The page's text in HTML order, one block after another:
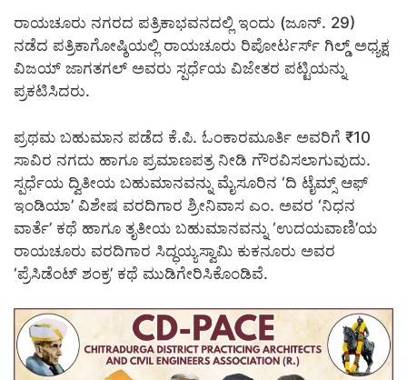
ರಾಯಚೂರು ನಗರದ ಪತ್ರಿಕಾಭವನದಲ್ಲಿ ಇಂದು (ಜೂನ್. 29)
ನಡೆದ ಪತ್ರಿಕಾಗೋಷ್ಠಿಯಲ್ಲಿ ರಾಯಚೂರು ರಿಪೋರ್ಟರ್ಸ್ ಗಿಲ್ಡ್ ಅಧ್ಯಕ್ಷ
ವಿಜಯ್ ಜಾಗತಗಲ್ ಅವರು ಸ್ಪರ್ಧೆಯ ವಿಜೇತರ ಪಟ್ಟಿಯನ್ನು
ಪ್ರಕಟಿಸಿದರು.
​ಪ್ರಥಮ ಬಹುಮಾನ ಪಡೆದ ಕೆ.ಪಿ. ಓಂಕಾರಮೂರ್ತಿ ಅವರಿಗೆ ₹10
ಸಾವಿರ ನಗದು ಹಾಗೂ ಪ್ರಮಾಣಪತ್ರ ನೀಡಿ ಗೌರವಿಸಲಾಗುವುದು.
ಸ್ಪರ್ಧೆಯ ದ್ವಿತೀಯ ಬಹುಮಾನವನ್ನು ಮೈಸೂರಿನ ‘ದಿ ಟೈಮ್ಸ್ ಆಫ್
ಇಂಡಿಯಾ’ ವಿಶೇಷ ವರದಿಗಾರ ಶ್ರೀನಿವಾಸ ಎಂ. ಅವರ ‘ನಿಧನ
ವಾರ್ತೆ’ ಕಥೆ ಹಾಗೂ ತೃತೀಯ ಬಹುಮಾನವನ್ನು ‘ಉದಯವಾಣಿ’ಯ
ರಾಯಚೂರು ವರದಿಗಾರ ಸಿದ್ಧಯ್ಯಸ್ವಾಮಿ ಕುಕನೂರು ಅವರ
‘ಪ್ರೆಸಿಡೆಂಟ್ ಶಂಕ್ರ’ ಕಥೆ ಮುಡಿಗೇರಿಸಿಕೊಂಡಿವೆ.